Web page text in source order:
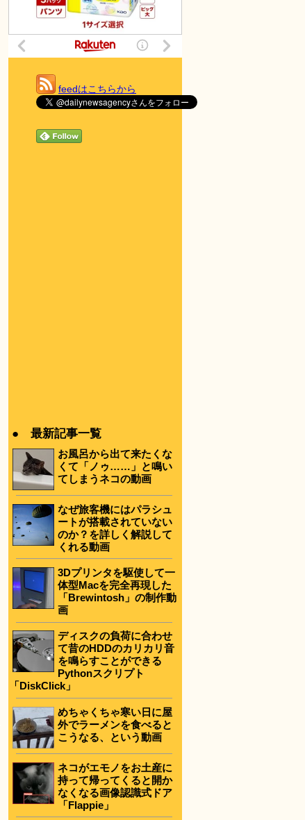
feedはこちらから
● 最新記事一覧
お風呂から出て来たくな
くて「ノゥ……」と鳴い
てしまうネコの動画
なぜ旅客機にはパラシュ
ートが搭載されていない
のか？を詳しく解説して
くれる動画
3Dプリンタを駆使して一
体型Macを完全再現した
「Brewintosh」の制作動
画
ディスクの負荷に合わせ
て昔のHDDのカリカリ音
を鳴らすことができる
Pythonスクリプト
「DiskClick」
めちゃくちゃ寒い日に屋
外でラーメンを食べると
こうなる、という動画
ネコがエモノをお土産に
持って帰ってくると開か
なくなる画像認識式ドア
「Flappie」